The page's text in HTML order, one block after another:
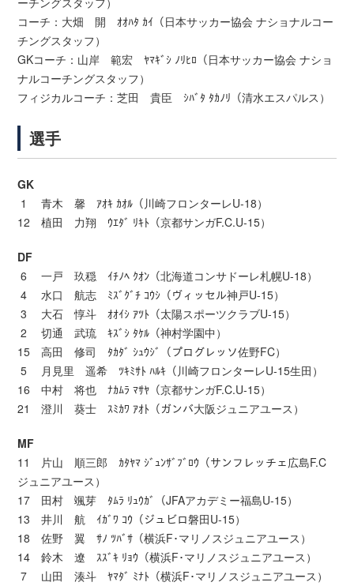
コーチ：大畑 開 ｵｵﾊﾀ ｶｲ（日本サッカー協会 ナショナルコー
チングスタッフ）
GKコーチ：山岸 範宏 ﾔﾏｷﾞｼ ﾉﾘﾋﾛ（日本サッカー協会 ナショ
ナルコーチングスタッフ）
フィジカルコーチ：芝田 貴臣 ｼﾊﾞﾀ ﾀｶﾉﾘ（清水エスパルス）
選手
GK
1 青木 馨 ｱｵｷ ｶｵﾙ（川崎フロンターレU-18）
12 植田 力翔 ｳｴﾀﾞ ﾘｷﾄ（京都サンガF.C.U-15）
DF
6 一戸 玖穏 ｲﾁﾉﾍ ｸｵﾝ（北海道コンサドーレ札幌U-18）
4 水口 航志 ﾐｽﾞｸﾞﾁ ｺｳｼ（ヴィッセル神戸U-15）
3 大石 惇斗 ｵｵｲｼ ｱﾂﾄ（太陽スポーツクラブU-15）
2 切通 武琉 ｷｽﾞｼ ﾀｹﾙ（神村学園中）
15 高田 修司 ﾀｶﾀﾞ ｼｭｳｼﾞ（プログレッソ佐野FC）
5 月見里 遥希 ﾂｷﾐｻﾄ ﾊﾙｷ（川崎フロンターレU-15生田）
16 中村 将也 ﾅｶﾑﾗ ﾏｻﾔ（京都サンガF.C.U-15）
21 澄川 葵士 ｽﾐｶﾜ ｱｵﾄ（ガンバ大阪ジュニアユース）
MF
11 片山 順三郎 ｶﾀﾔﾏ ｼﾞｭﾝｻﾞﾌﾞﾛｳ（サンフレッチェ広島F.C
ジュニアユース）
17 田村 颯芽 ﾀﾑﾗ ﾘｭｳｶﾞ（JFAアカデミー福島U-15）
13 井川 航 ｲｶﾞﾜ ｺｳ（ジュビロ磐田U-15）
18 佐野 翼 ｻﾉ ﾂﾊﾞｻ（横浜F･マリノスジュニアユース）
14 鈴木 遼 ｽｽﾞｷ ﾘｮｳ（横浜F･マリノスジュニアユース）
7 山田 湊斗 ﾔﾏﾀﾞ ﾐﾅﾄ（横浜F･マリノスジュニアユース）